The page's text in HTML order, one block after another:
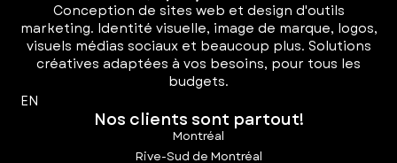
Conception de sites web et design d'outils
marketing. Identité visuelle, image de marque, logos,
visuels médias sociaux et beaucoup plus. Solutions
créatives adaptées à vos besoins, pour tous les
budgets.
EN
Nos clients sont partout!
Montréal
Rive-Sud de Montréal